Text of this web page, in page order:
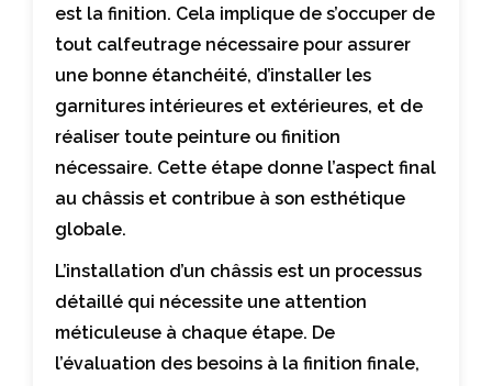
est la finition. Cela implique de s’occuper de
tout calfeutrage nécessaire pour assurer
une bonne étanchéité, d’installer les
garnitures intérieures et extérieures, et de
réaliser toute peinture ou finition
nécessaire. Cette étape donne l’aspect final
au châssis et contribue à son esthétique
globale.
L’installation d’un châssis est un processus
détaillé qui nécessite une attention
méticuleuse à chaque étape. De
l’évaluation des besoins à la finition finale,